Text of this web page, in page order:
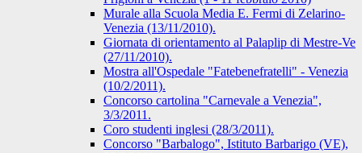
Murale alla Scuola Media E. Fermi di Zelarino-
Venezia (13/11/2010).
Giornata di orientamento al Palaplip di Mestre-Ve
(27/11/2010).
Mostra all'Ospedale "Fatebenefratelli" - Venezia
(10/2/2011).
Concorso cartolina "Carnevale a Venezia",
3/3/2011.
Coro studenti inglesi (28/3/2011).
Concorso "Barbalogo", Istituto Barbarigo (VE),